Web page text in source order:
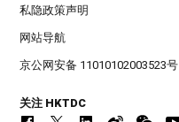
私隐政策声明
网站导航
京公网安备 11010102003523号
关注 HKTDC